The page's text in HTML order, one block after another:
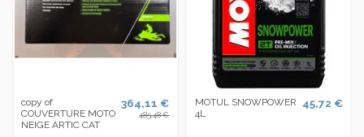
copy of
COUVERTURE MOTO
NEIGE ARTIC CAT
364,11 €
485,48 €
MOTUL SNOWPOWER
4L
45,72 €